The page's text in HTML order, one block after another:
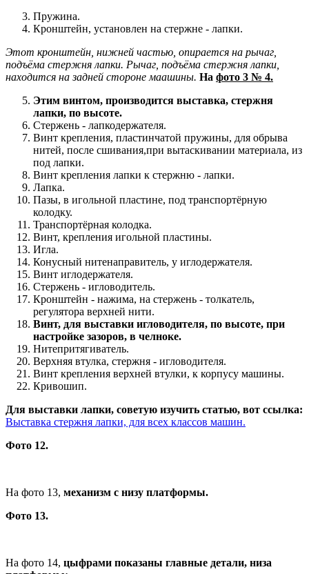
Пружина.
Кронштейн, установлен на стержне - лапки.
Этот кронштейн, нижней частью, опирается на рычаг,
подъёма стержня лапки. Рычаг, подъёма стержня лапки,
находится на задней стороне маашины. На фото 3 № 4.
Этим винтом, производится выставка, стержня
лапки, по высоте.
Стержень - лапкодержателя.
Винт крепления, пластинчатой пружины, для обрыва
нитей, после сшивания,при вытаскивании материала, из
под лапки.
Винт крепления лапки к стержню - лапки.
Лапка.
Пазы, в игольной пластине, под транспортёрную
колодку.
Транспортёрная колодка.
Винт, крепления игольной пластины.
Игла.
Конусный нитенаправитель, у иглодержателя.
Винт иглодержателя.
Стержень - игловодитель.
Кронштейн - нажима, на стержень - толкатель,
регулятора верхней нити.
Винт, для выставки игловодителя, по высоте, при
настройке зазоров, в челноке.
Нитепритягиватель.
Верхняя втулка, стержня - игловодителя.
Винт крепления верхней втулки, к корпусу машины.
Кривошип.
Для выставки лапки, советую изучить статью, вот ссылка:
Выставка стержня лапки, для всех классов машин.
Фото 12.
На фото 13, механизм с низу платформы.
Фото 13.
На фото 14, цыфрами показаны главные детали, низа